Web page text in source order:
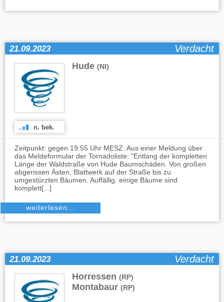
21.09.2023 Verdacht
Hude (NI)
n. bek.
Zeitpunkt: gegen 19:55 Uhr MESZ. Aus einer Meldung über
das Meldeformular der Tornadoliste: "Entlang der kompletten
Länge der Waldstraße von Hude Baumschäden. Von großen
abgerissen Ästen, Blattwerk auf der Straße bis zu
umgestürzten Bäumen. Auffällig: einige Bäume sind
komplett[...]
weiterlesen…
21.09.2023 Verdacht
Horressen (RP)
Montabaur (RP)